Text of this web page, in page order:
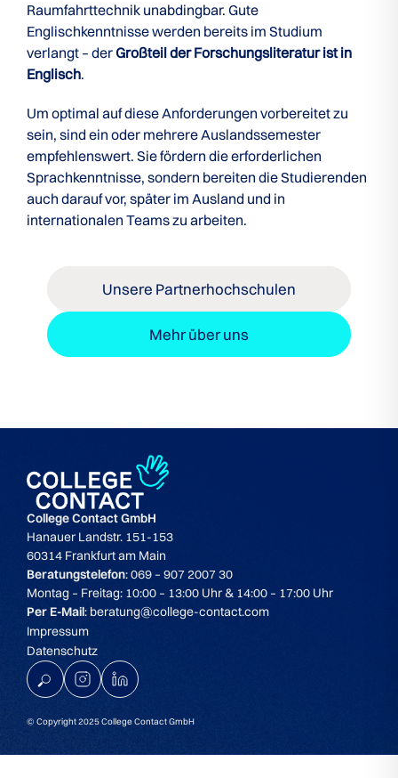
Raumfahrttechnik unabdingbar. Gute
Englischkenntnisse werden bereits im Studium
verlangt – derGroßteil der Forschungsliteratur ist in
Englisch.
Um optimal auf diese Anforderungen vorbereitet zu
sein, sind ein oder mehrere Auslandssemester
empfehlenswert. Sie fördern die erforderlichen
Sprachkenntnisse, sondern bereiten die Studierenden
auch darauf vor, später im Ausland und in
internationalen Teams zu arbeiten.
Unsere Partnerhochschulen
Mehr über uns
College Contact GmbH
Hanauer Landstr. 151-153
60314 Frankfurt am Main
Beratungstelefon: 069 – 907 2007 30
Montag – Freitag: 10:00 – 13:00 Uhr & 14:00 – 17:00 Uhr
Per E-Mail: beratung@college-contact.com
Impressum
Datenschutz
© Copyright 2025 College Contact GmbH